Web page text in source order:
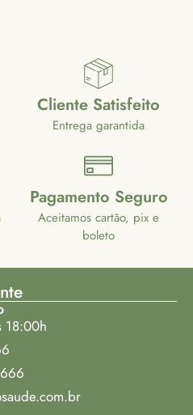
Cliente Satisfeito
Entrega garantida
Pagamento Seguro
Aceitamos cartão, pix e
boleto
18:00h